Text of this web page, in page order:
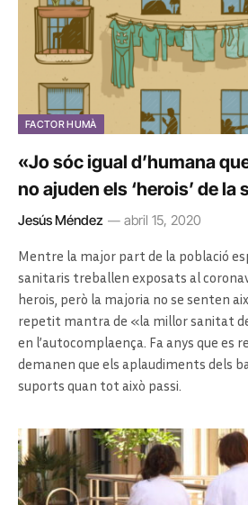
FACTOR HUMÀ
«Jo sóc igual d’humana
no ajuden els ‘herois’ de la
Jesús Méndez abril 15, 2020
Mentre la major part de la població
sanitaris treballen exposats al
herois, però la majoria no se senten
repetit mantra de «la millor sanitat
en l’autocomplaença. Fa anys que es
demanen que els aplaudiments dels
suports quan tot això passi.